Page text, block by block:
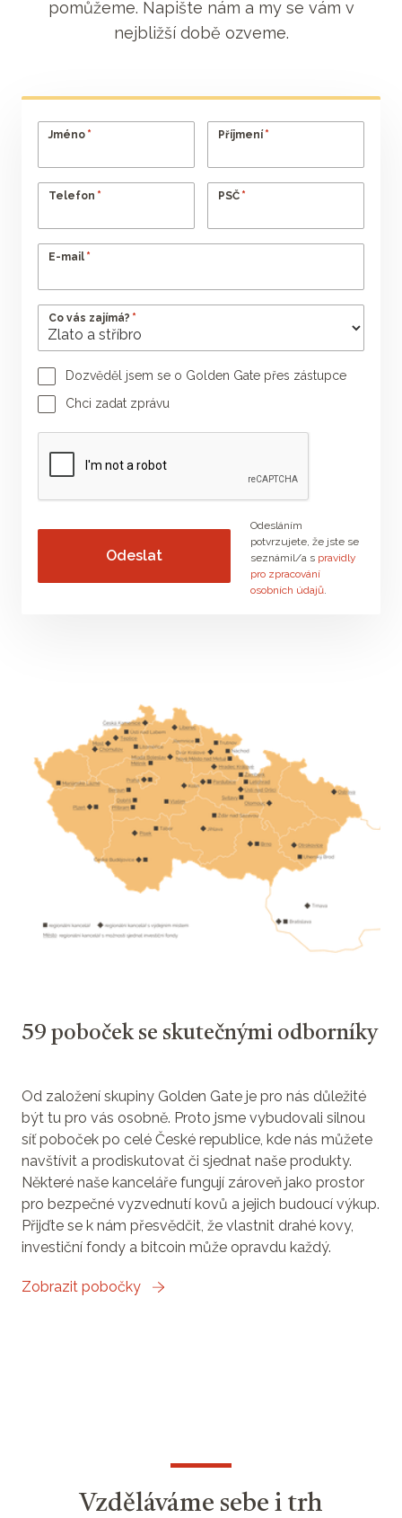
pomůžeme. Napište nám a my se vám v
nejbližší době ozveme.
Jméno * Příjmení *
Telefon * PSČ *
E-mail *
Co vás zajímá? *
Dozvěděl jsem se o Golden Gate přes zástupce
Jméno poradce Příjmení poradce
Chci zadat zprávu
Vaše zpráva
Odesláním
potvrzujete, že jste se
seznámil/a s pravidly
pro zpracování
osobních údajů.
59 poboček se skutečnými odborníky
Od založení skupiny Golden Gate je pro nás důležité
být tu pro vás osobně. Proto jsme vybudovali silnou
síť poboček po celé České republice, kde nás můžete
navštívit a prodiskutovat či sjednat naše produkty.
Některé naše kanceláře fungují zároveň jako prostor
pro bezpečné vyzvednutí kovů a jejich budoucí výkup.
Přijďte se k nám přesvědčit, že vlastnit drahé kovy,
investiční fondy a bitcoin může opravdu každý.
Zobrazit pobočky
Vzděláváme sebe i trh